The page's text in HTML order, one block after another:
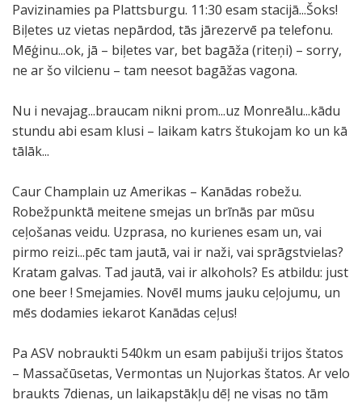
Pavizinamies pa Plattsburgu. 11:30 esam stacijā...Šoks!
Biļetes uz vietas nepārdod, tās jārezervē pa telefonu.
Mēģinu...ok, jā – biļetes var, bet bagāža (riteņi) – sorry,
ne ar šo vilcienu – tam neesot bagāžas vagona.
Nu i nevajag...braucam nikni prom...uz Monreālu...kādu
stundu abi esam klusi – laikam katrs štukojam ko un kā
tālāk...
Caur Champlain uz Amerikas – Kanādas robežu.
Robežpunktā meitene smejas un brīnās par mūsu
ceļošanas veidu. Uzprasa, no kurienes esam un, vai
pirmo reizi...pēc tam jautā, vai ir naži, vai sprāgstvielas?
Kratam galvas. Tad jautā, vai ir alkohols? Es atbildu: just
one beer ! Smejamies. Novēl mums jauku ceļojumu, un
mēs dodamies iekarot Kanādas ceļus!
Pa ASV nobraukti 540km un esam pabijuši trijos štatos
– Massačūsetas, Vermontas un Ņujorkas štatos. Ar velo
braukts 7dienas, un laikapstākļu dēļ ne visas no tām